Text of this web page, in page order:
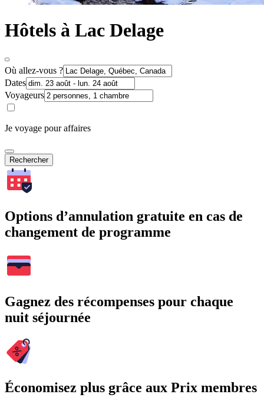
Hôtels à Lac Delage
Où allez-vous ?
Dates
Voyageurs
Je voyage pour affaires
Rechercher
Options d’annulation gratuite en cas de
changement de programme
Gagnez des récompenses pour chaque
nuit séjournée
Économisez plus grâce aux Prix membres